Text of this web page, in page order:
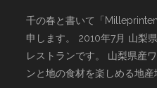
千の春と書いて「
申します。 2010年7月 山梨
レストランです。 山梨県産
ンと地の食材を楽しめる地産